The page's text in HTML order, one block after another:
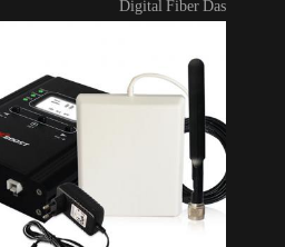
Digital Fiber Das